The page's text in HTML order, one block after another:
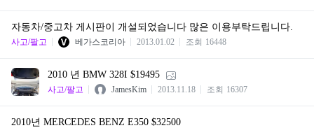
자동차/중고차 게시판이 개설되었습니다 많은 이용부탁드립니다.
사고/팔고 베가스코리아 2013.01.02 조회 16448
2010 년 BMW 328I $19495
사고/팔고 JamesKim 2013.11.18 조회 16307
2010년 MERCEDES BENZ E350 $32500